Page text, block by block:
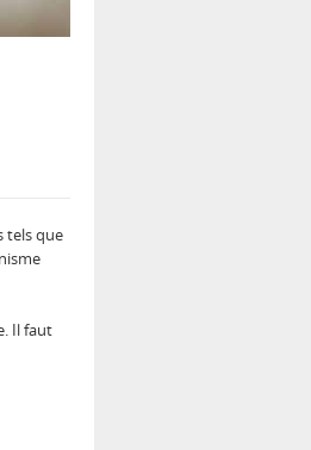
tels que
Il faut